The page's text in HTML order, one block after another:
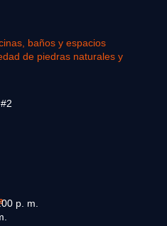
baños y espacios
de piedras naturales y
p. m.